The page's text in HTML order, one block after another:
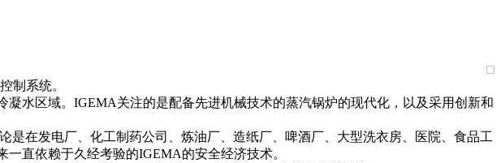
制系统。
区域。IGEMA关注的是配备先进机械技术的蒸汽锅炉的现代化，以及采用创新和
在发电厂、化工制药公司、炼油厂、造纸厂、啤酒厂、大型洗衣房、医院、食品工
直依赖于久经考验的IGEMA的安全经济技术。